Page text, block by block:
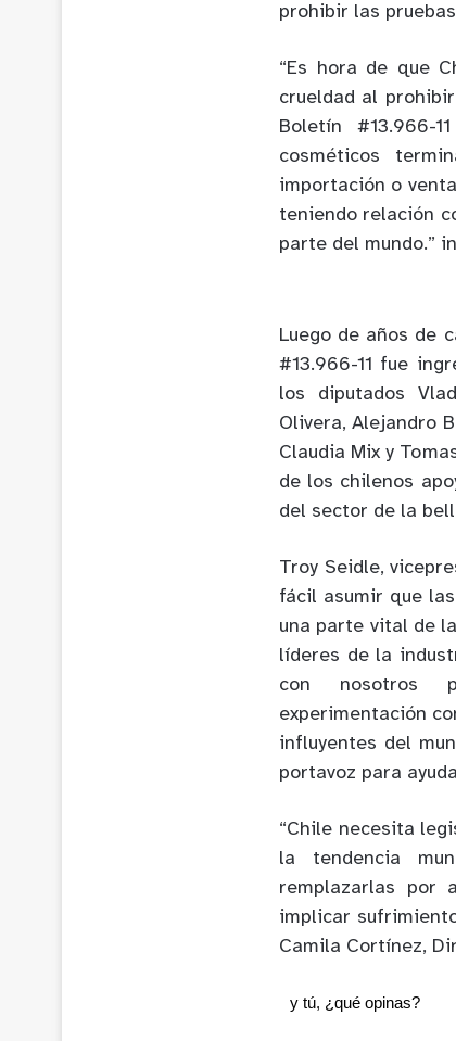
prohibir las
“Es hora de que
crueldad al
Boletín #13.966-
cosméticos
importación o
teniendo relación
parte del mundo.”
Luego de años de
#13.966-11 fue
los diputados
Olivera, Alejandro
Claudia Mix y
de los chilenos
del sector de la
Troy Seidle,
fácil asumir que
una parte vital de
líderes de la
con nosotros
experimentación
influyentes del
portavoz para
“Chile necesita
la tendencia
remplazarlas por
implicar
Camila Cortínez,
y tú, ¿qué opinas?